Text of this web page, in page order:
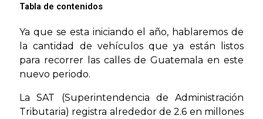
Tabla de contenidos
Ya que se esta iniciando el año, hablaremos de
la cantidad de vehículos que ya están listos
para recorrer las calles de Guatemala en este
nuevo periodo.
La SAT (Superintendencia de Administración
Tributaria) registra alrededor de 2.6 en millones